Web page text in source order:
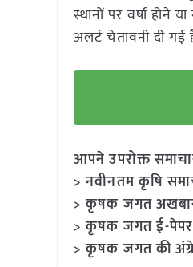
स्थानों पर वर्षा
अलर्ट चेतावनी दी गई
आपने उपरोक्त
> नवीनतम कृषि
> कृषक जगत
> कृषक जगत ई-
> कृषक जगत की